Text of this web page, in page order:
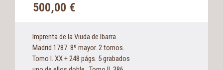
500,00 €
Imprenta de la Viuda de Ibarra.
Madrid 1787. 8º mayor. 2 tomos.
Tomo I. XX + 248 págs. 5 grabados